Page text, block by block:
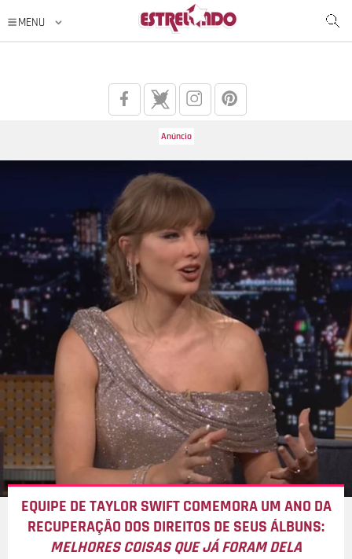
EQUIPE DE TAYLOR SWIFT COMEMORA UM ANO DA
RECUPERAÇÃO DOS DIREITOS DE SEUS ÁLBUNS:
MELHORES COISAS QUE JÁ FORAM DELA